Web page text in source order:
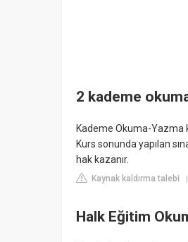
2 kademe
Kademe Okuma-Yazma
Kurs sonunda yapılan
hak kazanır.
Kaynak kaldırma talebi
Halk Eğitim